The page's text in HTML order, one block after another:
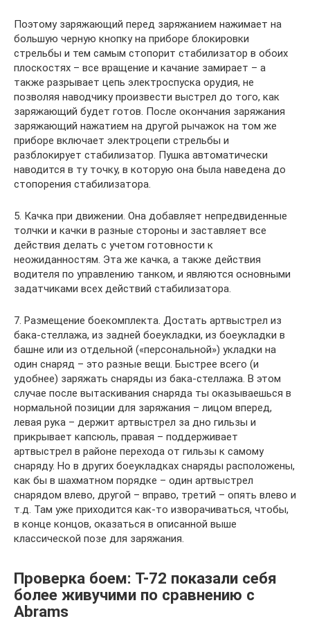
Поэтому заряжающий перед заряжанием нажимает на
большую черную кнопку на приборе блокировки
стрельбы и тем самым стопорит стабилизатор в обоих
плоскостях – все вращение и качание замирает – а
также разрывает цепь электроспуска орудия, не
позволяя наводчику произвести выстрел до того, как
заряжающий будет готов. После окончания заряжания
заряжающий нажатием на другой рычажок на том же
приборе включает электроцепи стрельбы и
разблокирует стабилизатор. Пушка автоматически
наводится в ту точку, в которую она была наведена до
стопорения стабилизатора.
5. Качка при движении. Она добавляет непредвиденные
толчки и качки в разные стороны и заставляет все
действия делать с учетом готовности к
неожиданностям. Эта же качка, а также действия
водителя по управлению танком, и являются основными
задатчиками всех действий стабилизатора.
7. Размещение боекомплекта. Достать артвыстрел из
бака-стеллажа, из задней боеукладки, из боеукладки в
башне или из отдельной («персональной») укладки на
один снаряд – это разные вещи. Быстрее всего (и
удобнее) заряжать снаряды из бака-стеллажа. В этом
случае после вытаскивания снаряда ты оказываешься в
нормальной позиции для заряжания – лицом вперед,
левая рука – держит артвыстрел за дно гильзы и
прикрывает капсюль, правая – поддерживает
артвыстрел в районе перехода от гильзы к самому
снаряду. Но в других боеукладках снаряды расположены,
как бы в шахматном порядке – один артвыстрел
снарядом влево, другой – вправо, третий – опять влево и
т.д. Там уже приходится как-то изворачиваться, чтобы,
в конце концов, оказаться в описанной выше
классической позе для заряжания.
Проверка боем: Т-72 показали себя
более живучими по сравнению с
Abrams